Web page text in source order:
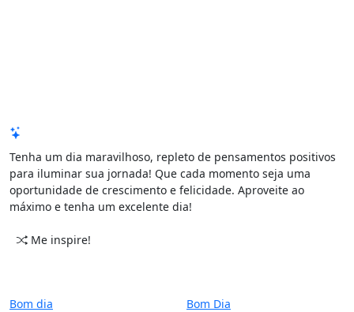
Tenha um dia maravilhoso, repleto de pensamentos positivos
para iluminar sua jornada! Que cada momento seja uma
oportunidade de crescimento e felicidade. Aproveite ao
máximo e tenha um excelente dia!
Me inspire!
Bom dia
Bom Dia